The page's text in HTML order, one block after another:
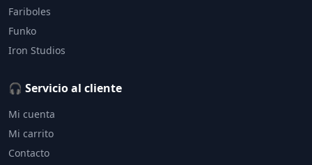
Fariboles
Funko
Iron Studios
🎧 Servicio al cliente
Mi cuenta
Mi carrito
Contacto